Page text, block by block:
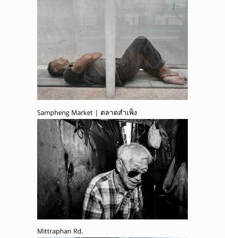
Sampheng Market | ตลาดสำเพ็ง
Mittraphan Rd.